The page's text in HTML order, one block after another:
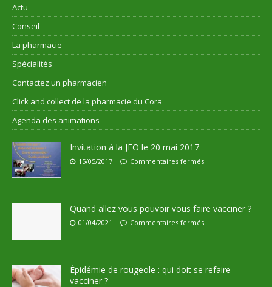
Actu
Conseil
La pharmacie
Spécialités
Contactez un pharmacien
Click and collect de la pharmacie du Cora
Agenda des animations
Invitation à la JEO le 20 mai 2017
15/05/2017 Commentaires fermés
Quand allez vous pouvoir vous faire vacciner ?
01/04/2021 Commentaires fermés
Épidémie de rougeole : qui doit se refaire
vacciner ?